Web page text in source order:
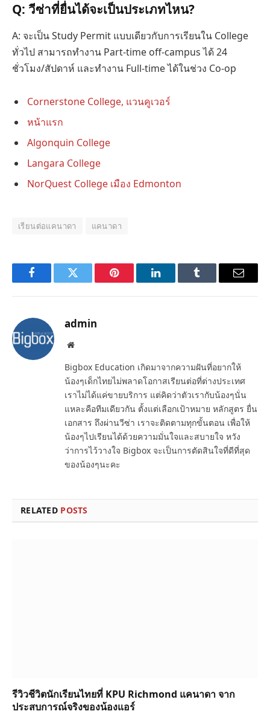
Q: วีซ่าที่ยื่นได้จะเป็นประเภทไหน?
A: จะเป็น Study Permit แบบเดียวกับการเรียนใน College
ทั่วไป สามารถทำงาน Part-time off-campus ได้ 24
ชั่วโมง/สัปดาห์ และทำงาน Full-time ได้ในช่วง Co-op
Cornerstone College, แวนคูเวอร์
หน้าแรก
Algonquin College
Langara College
NorQuest College เมือง Edmonton
เรียนต่อแคนาดา แคนาดา
FacebookTwitter Pinterest LinkedInTumblr Email
admin
Website
Bigbox Education เกิดมาจากความฝันที่อยากให้
น้องๆเด็กไทยไม่พลาดโอกาสเรียนต่อที่ต่างประเทศ
เราไม่ได้แค่ขายบริการ แต่คิดว่าตัวเรากับน้องๆนั่น
แหละคือทีมเดียวกัน ตั้งแต่เลือกเป้าหมาย หลักสูตร ยื่น
เอกสาร ถึงผ่านวีซ่า เราจะติดตามทุกขั้นตอน เพื่อให้
น้องๆไปเรียนได้ด้วยความมั่นใจและสบายใจ หวัง
ว่าการไว้วางใจ Bigbox จะเป็นการตัดสินใจที่ดีที่สุด
ของน้องๆนะคะ
RELATED POSTS
รีวิวชีวิตนักเรียนไทยที่ KPU Richmond แคนาดา จาก
ประสบการณ์จริงของน้องแอร์